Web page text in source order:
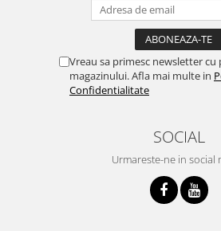
Vreau sa primesc newsletter
magazinului. Afla mai multe in
Confidentialitate
SOCIAL
Urmareste-ne in social